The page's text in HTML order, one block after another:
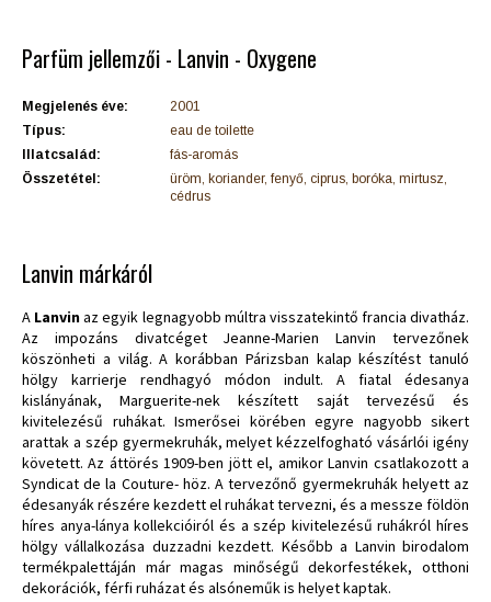
Parfüm jellemzői - Lanvin - Oxygene
Megjelenés éve:
2001
Típus:
eau de toilette
Illatcsalád:
fás-aromás
Összetétel:
üröm, koriander, fenyő, ciprus, boróka, mirtusz,
cédrus
Lanvin márkáról
A Lanvinaz egyik legnagyobb múltra visszatekintő francia divatház.
Az impozáns divatcéget Jeanne-MarienLanvin tervezőnek
köszönheti a világ. A korábban Párizsban kalap készítést tanuló
hölgy karrierje rendhagyó módon indult. A fiatal édesanya
kislányának, Marguerite-nek készített saját tervezésű és
kivitelezésű ruhákat. Ismerősei körében egyre nagyobb sikert
arattak a szép gyermekruhák, melyet kézzelfogható vásárlói igény
követett. Az áttörés 1909-ben jött el, amikor Lanvin csatlakozott a
Syndicat de la Couture- höz. A tervezőnő gyermekruhák helyett az
édesanyák részére kezdett el ruhákat tervezni, és a messze földön
híres anya-lánya kollekcióiról és a szép kivitelezésű ruhákról híres
hölgy vállalkozása duzzadni kezdett. Később a Lanvin birodalom
termékpalettáján már magas minőségű dekorfestékek, otthoni
dekorációk, férfi ruházat és alsóneműk is helyet kaptak.